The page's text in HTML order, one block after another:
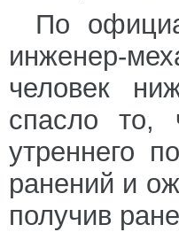
По
инженер-
человек
спасло то,
утреннего
ранений и
получив